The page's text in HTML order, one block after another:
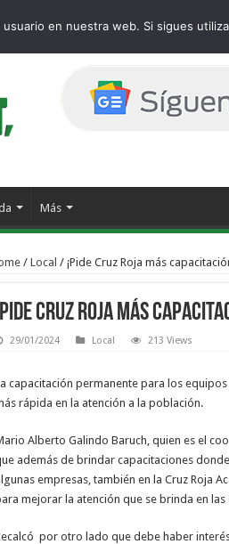
Más
/ Local / ¡Pide Cruz Roja más
Cruz Roja más
29/01/2024 Local 213 Views
capacitación permanente para los
rápida en la atención a la población.
Alberto Galindo Baruch, quien es el
además de brindar capacitaciones
empresas, también en la Cruz Roja
mejorar la atención que se brinda en las
por otro lado que debe haber
en nuestra web. Si sigues